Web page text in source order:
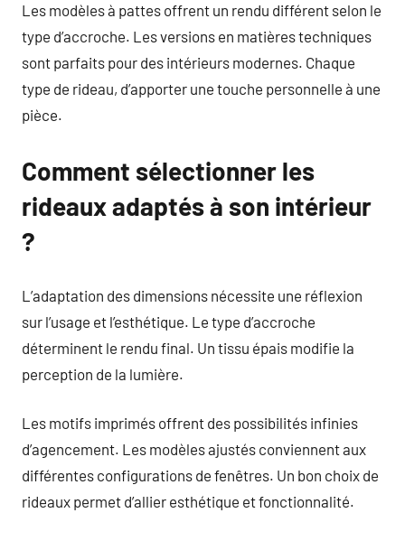
Les modèles à pattes offrent un rendu différent selon le
type d’accroche. Les versions en matières techniques
sont parfaits pour des intérieurs modernes. Chaque
type de rideau, d’apporter une touche personnelle à une
pièce.
Comment sélectionner les
rideaux adaptés à son intérieur
?
L’adaptation des dimensions nécessite une réflexion
sur l’usage et l’esthétique. Le type d’accroche
déterminent le rendu final. Un tissu épais modifie la
perception de la lumière.
Les motifs imprimés offrent des possibilités infinies
d’agencement. Les modèles ajustés conviennent aux
différentes configurations de fenêtres. Un bon choix de
rideaux permet d’allier esthétique et fonctionnalité.